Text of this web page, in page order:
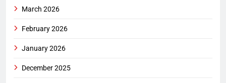
March 2026
February 2026
January 2026
December 2025